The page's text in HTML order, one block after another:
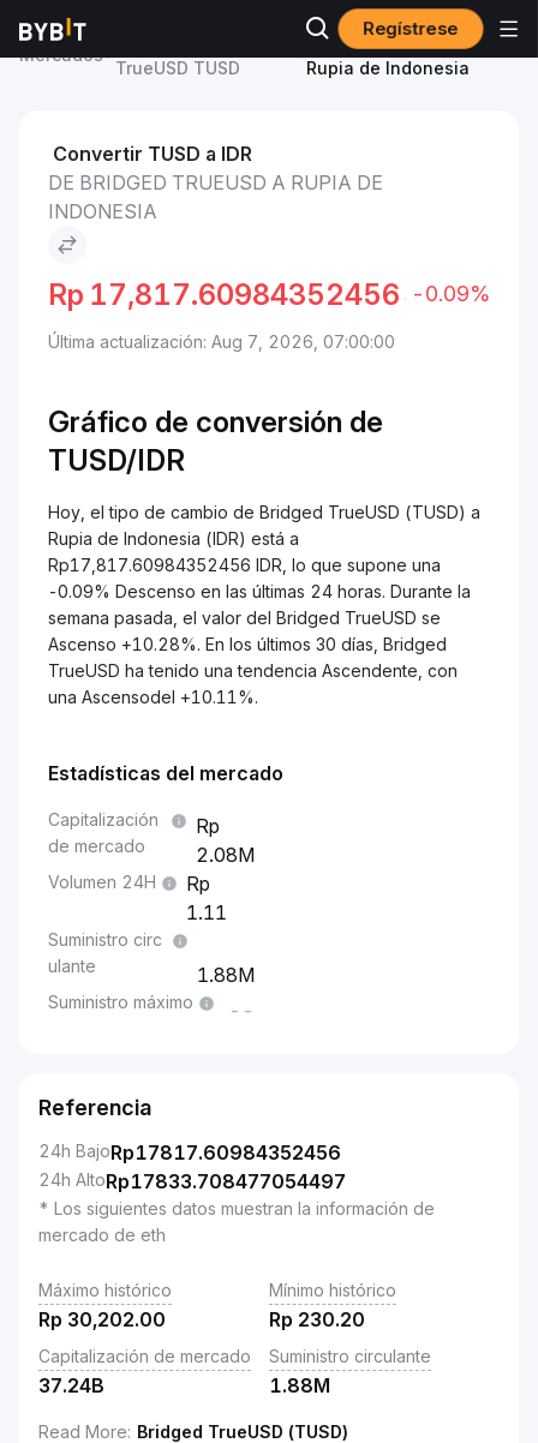
Regístrese
Mercados
TrueUSD TUSD
Bridged TrueUSD to
Rupia de Indonesia
Convertir TUSD a IDR
DE BRIDGED TRUEUSD A RUPIA DE
INDONESIA
Rp 17,817.60984352456 -0.09%
Última actualización: Aug 7, 2026, 07:00:00
Gráfico de conversión de
TUSD/IDR
Hoy, el tipo de cambio de Bridged TrueUSD (TUSD) a
Rupia de Indonesia (IDR) está a
Rp17,817.60984352456 IDR, lo que supone una
-0.09% Descenso en las últimas 24 horas. Durante la
semana pasada, el valor del Bridged TrueUSD se
Ascenso +10.28%. En los últimos 30 días, Bridged
TrueUSD ha tenido una tendencia Ascendente, con
una Ascensodel +10.11%.
Estadísticas del mercado
Capitalización
de mercado
2.08M
Volumen 24H
1.11
Suministro circ
ulante
1.88M
Suministro máximo --
Referencia
24h BajoRp17817.60984352456
24h AltoRp17833.708477054497
* Los siguientes datos muestran la información de
mercado de eth
Máximo histórico
Rp 30,202.00
Mínimo histórico
Rp 230.20
Capitalización de mercado
37.24B
Suministro circulante
1.88M
Read More: Bridged TrueUSD (TUSD)